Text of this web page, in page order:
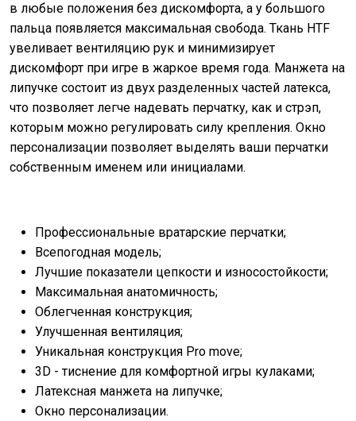
в любые положения без дискомфорта, а у большого
пальца появляется максимальная свобода. Ткань HTF
увеливает вентиляцию рук и минимизирует
дискомфорт при игре в жаркое время года. Манжета на
липучке состоит из двух разделенных частей латекса,
что позволяет легче надевать перчатку, как и стрэп,
которым можно регулировать силу крепления. Окно
персонализации позволяет выделять ваши перчатки
собственным именем или инициалами.
Профессиональные вратарские перчатки;
Всепогодная модель;
Лучшие показатели цепкости и износостойкости;
Максимальная анатомичность;
Облегченная конструкция;
Улучшенная вентиляция;
Уникальная конструкция Pro move;
3D - тиснение для комфортной игры кулаками;
Латексная манжета на липучке;
Окно персонализации.